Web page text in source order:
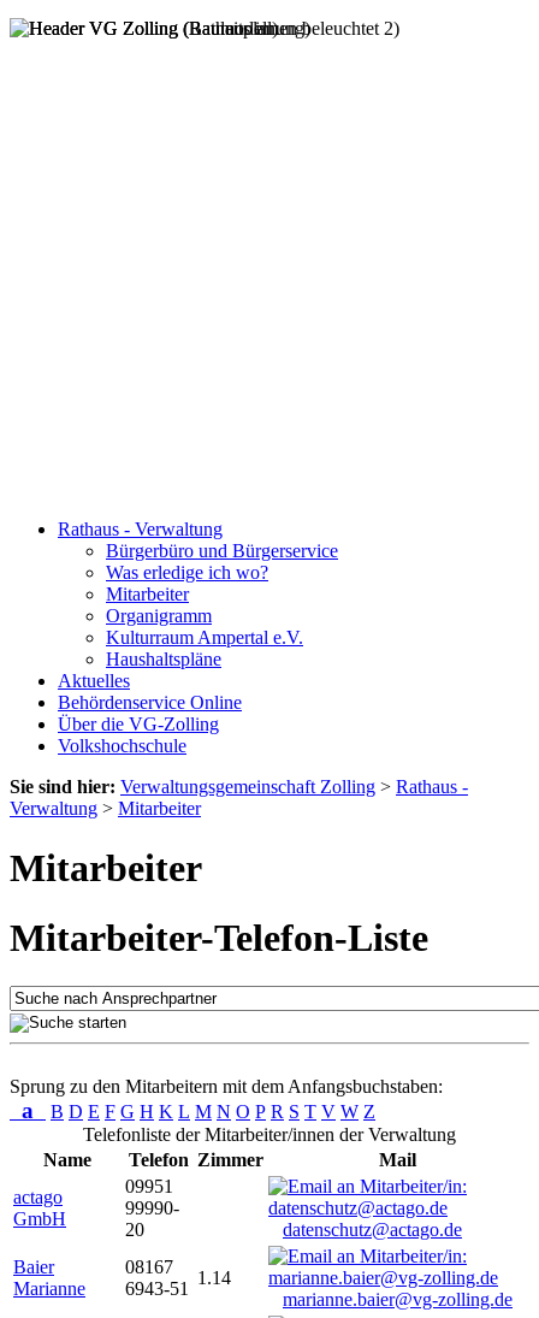
Rathaus - Verwaltung
Bürgerbüro und Bürgerservice
Was erledige ich wo?
Mitarbeiter
Organigramm
Kulturraum Ampertal e.V.
Haushaltspläne
Aktuelles
Behördenservice Online
Über die VG-Zolling
Volkshochschule
Sie sind hier: Verwaltungsgemeinschaft Zolling > Rathaus -
Verwaltung > Mitarbeiter
Mitarbeiter
Mitarbeiter-Telefon-Liste
Sprung zu den Mitarbeitern mit dem Anfangsbuchstaben:
a B D E F G H K L M N O P R S T V W Z
Telefonliste der Mitarbeiter/innen der Verwaltung
Name
Telefon Zimmer
Mail
actago
GmbH
09951
99990-
20
datenschutz@actago.de
Baier
Marianne
08167
6943-51
1.14
marianne.baier@vg-zolling.de